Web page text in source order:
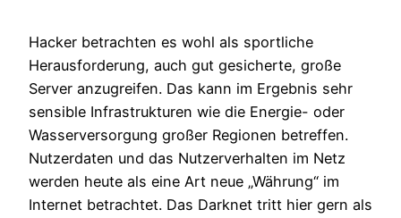
Hacker betrachten es wohl als sportliche
Herausforderung, auch gut gesicherte, große
Server anzugreifen. Das kann im Ergebnis sehr
sensible Infrastrukturen wie die Energie- oder
Wasserversorgung großer Regionen betreffen.
Nutzerdaten und das Nutzerverhalten im Netz
werden heute als eine Art neue „Währung“ im
Internet betrachtet. Das Darknet tritt hier gern als